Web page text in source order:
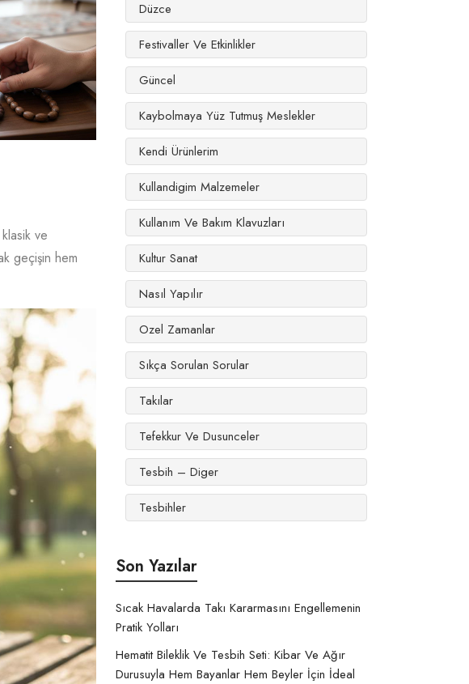
ve
geçişin hem
Düzce
Festivaller Ve Etkinlikler
Güncel
Kaybolmaya Yüz Tutmuş Meslekler
Kendi Ürünlerim
Kullandigim Malzemeler
Kullanım Ve Bakım Klavuzları
Kultur Sanat
Nasıl Yapılır
Ozel Zamanlar
Sıkça Sorulan Sorular
Takılar
Tefekkur Ve Dusunceler
Tesbih – Diger
Tesbihler
Son Yazılar
Sıcak Havalarda Takı Kararmasını Engellemenin
Pratik Yolları
Hematit Bileklik Ve Tesbih Seti: Kibar Ve Ağır
Durusuyla Hem Bayanlar Hem Beyler İçin İdeal